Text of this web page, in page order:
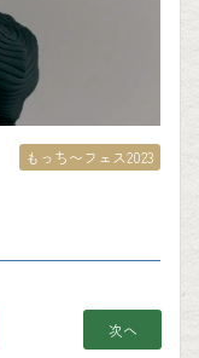
もっち〜フェス2023
次へ